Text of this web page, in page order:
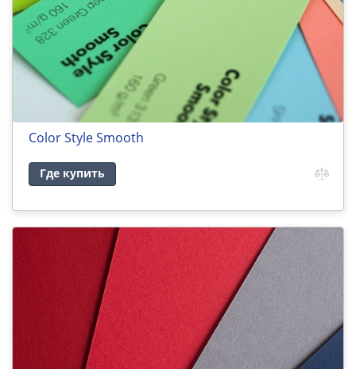
Color Style Smooth
Где купить